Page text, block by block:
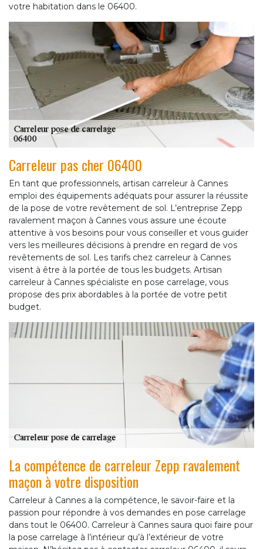
votre habitation dans le 06400.
Carreleur pas cher 06400
En tant que professionnels, artisan carreleur à Cannes
emploi des équipements adéquats pour assurer la réussite
de la pose de votre revêtement de sol. L’entreprise Zepp
ravalement maçon à Cannes vous assure une écoute
attentive à vos besoins pour vous conseiller et vous guider
vers les meilleures décisions à prendre en regard de vos
revêtements de sol. Les tarifs chez carreleur à Cannes
visent à être à la portée de tous les budgets. Artisan
carreleur à Cannes spécialiste en pose carrelage, vous
propose des prix abordables à la portée de votre petit
budget.
La compétence de carreleur Zepp ravalement
maçon à votre disposition
Carreleur à Cannes a la compétence, le savoir-faire et la
passion pour répondre à vos demandes en pose carrelage
dans tout le 06400. Carreleur à Cannes saura quoi faire pour
la pose carrelage à l’intérieur qu’à l’extérieur de votre